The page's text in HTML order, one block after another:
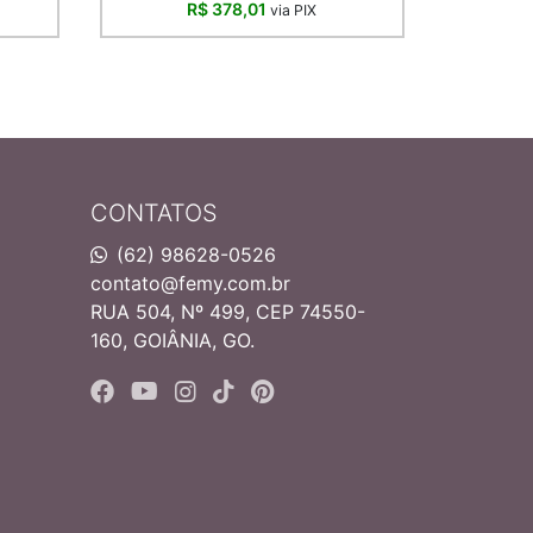
R$ 378,01via PIX
CONTATOS
(62) 98628-0526
contato@femy.com.br
RUA 504, Nº 499, CEP 74550-
160, GOIÂNIA, GO.